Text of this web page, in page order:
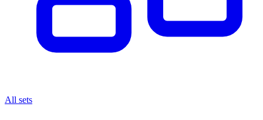
All sets